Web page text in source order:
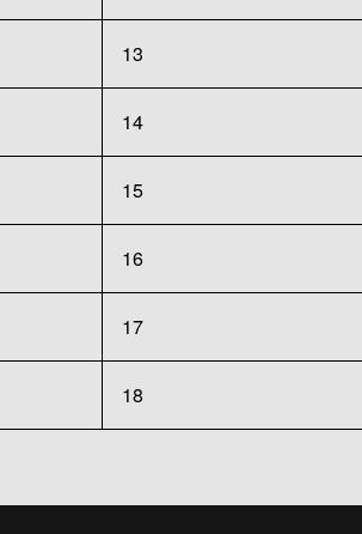
13
14
15
16
17
18